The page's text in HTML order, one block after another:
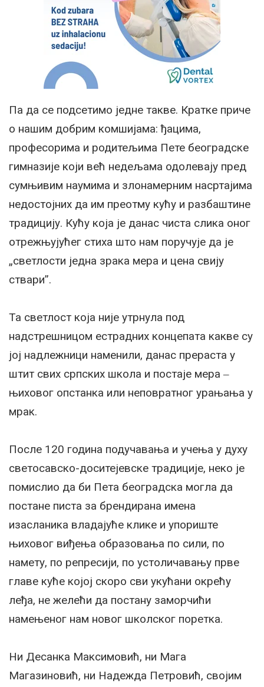
Па да се подсетимо једне такве. Кратке приче
о нашим добрим комшијама: ђацима,
професорима и родитељима Пете београдске
гимназије који већ недељама одолевају пред
сумњивим наумима и злонамерним насртајима
недостојних да им преотму кућу и разбаштине
традицију. Кућу која је данас чиста слика оног
отрежњујућег стиха што нам поручује да је
„светлости једна зрака мера и цена свију
ствари”.
Та светлост која није утрнула под
надстрешницом естрадних концепата какве су
јој надлежници наменили, данас прераста у
штит свих српских школа и постаје мера ‒
њиховог опстанка или неповратног урањања у
мрак.
После 120 година подучавања и учења у духу
светосавско-доситејевске традиције, неко је
помислио да би Пета београдска могла да
постане писта за брендирана имена
изасланика владајуће клике и упориште
њиховог виђења образовања по сили, по
намету, по репресији, по устоличавању прве
главе куће којој скоро сви укућани окрећу
леђа, не желећи да постану заморчићи
намењеног нам новог школског поретка.
Ни Десанка Максимовић, ни Мага
Магазиновић, ни Надежда Петровић, својим